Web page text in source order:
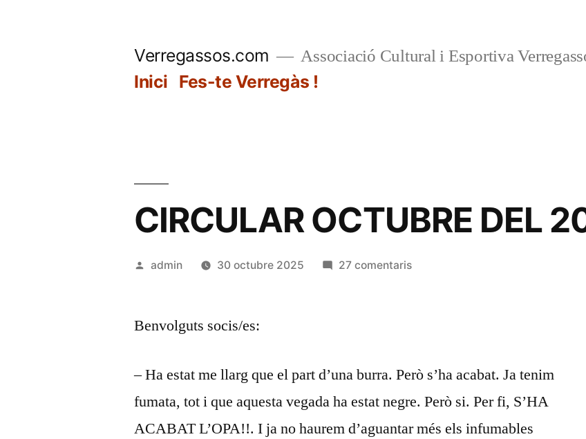
Verregassos.com Associació Cultural i Esportiva
Inici Fes-te Verregàs !
CIRCULAR OCTUBRE DEL
Publicat
admin 30 octubre 2025 27 comentarisa
Benvolguts socis/es:
– Ha estat me llarg que el part d’una burra. Però s’ha acabat. Ja tenim
fumata, tot i que aquesta vegada ha estat negre. Però si. Per fi, S’HA
ACABAT L’OPA!!. I ja no haurem d’aguantar més els infumables